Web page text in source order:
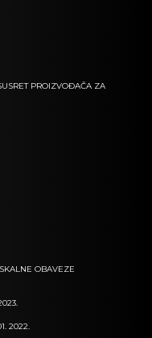
PROIZVOĐAČA ZA
OBAVEZE
2022.